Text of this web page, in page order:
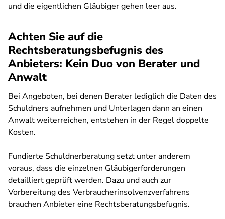
und die eigentlichen Gläubiger gehen leer aus.
Achten Sie auf die
Rechtsberatungsbefugnis des
Anbieters: Kein Duo von Berater und
Anwalt
Bei Angeboten, bei denen Berater lediglich die Daten des
Schuldners aufnehmen und Unterlagen dann an einen
Anwalt weiterreichen, entstehen in der Regel doppelte
Kosten.
Fundierte Schuldnerberatung setzt unter anderem
voraus, dass die einzelnen Gläubigerforderungen
detailliert geprüft werden. Dazu und auch zur
Vorbereitung des Verbraucherinsolvenzverfahrens
brauchen Anbieter eine Rechtsberatungsbefugnis.